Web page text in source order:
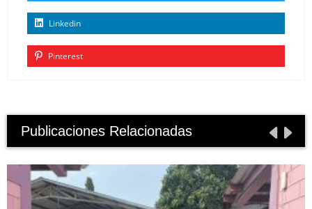
Linkedin
Pinterest
Publicaciones Relacionadas